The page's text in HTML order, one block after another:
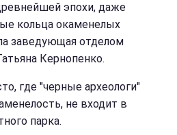
эпохи, даже
кольца окаменелых
заведующая отделом
Кернопенко.
где "черные археологи"
не входит в
парка.